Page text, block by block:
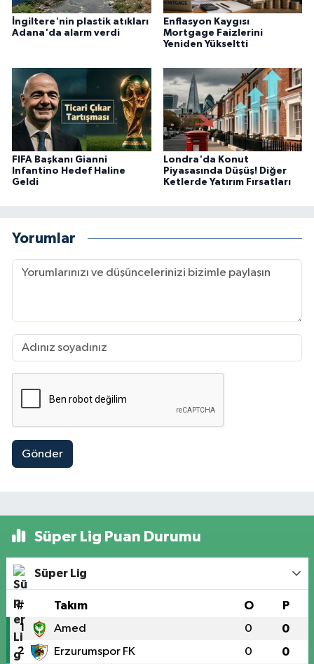
İngiltere'nin plastik atıkları
Adana'da alarm verdi
Enflasyon Kaygısı
Mortgage Faizlerini
Yeniden Yükseltti
FIFA Başkanı Gianni
Infantino Hedef Haline
Geldi
Londra'da Konut
Piyasasında Düşüş! Diğer
Ketlerde Yatırım Fırsatları
Yorumlar
Gönder
Süper Lig Puan Durumu
Süper Lig
# Takım O P
1 Amed 0 0
2 Erzurumspor FK 0 0